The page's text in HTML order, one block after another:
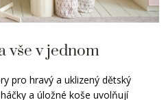
vše v jednom
pro hravý a uklizený dětský
a úložné koše uvolňují